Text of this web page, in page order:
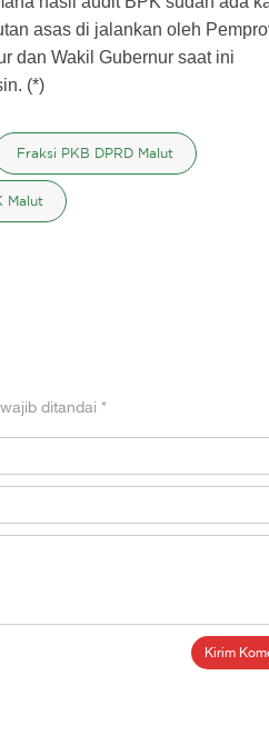
asas di jalankan oleh
dan Wakil Gubernur saat ini
(*)
Fraksi PKB DPRD Malut
Malut
ditandai *